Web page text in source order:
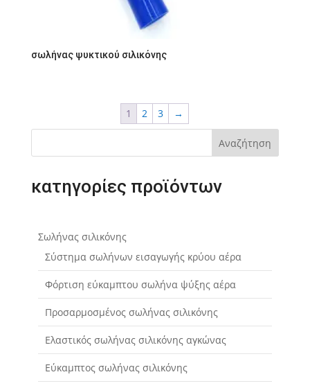
σωλήνας ψυκτικού σιλικόνης
1 2 3 →
Αναζήτηση
κατηγορίες προϊόντων
Σωλήνας σιλικόνης
Σύστημα σωλήνων εισαγωγής κρύου αέρα
Φόρτιση εύκαμπτου σωλήνα ψύξης αέρα
Προσαρμοσμένος σωλήνας σιλικόνης
Ελαστικός σωλήνας σιλικόνης αγκώνας
Εύκαμπτος σωλήνας σιλικόνης